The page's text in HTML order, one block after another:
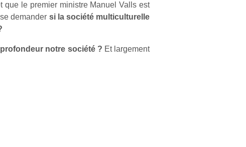
le premier ministre Manuel Valls est
demander si la société multiculturelle
notre société ? Et largement